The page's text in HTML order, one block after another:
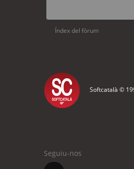
Índex del fòrum
Softcatalà ©
Seguiu-nos